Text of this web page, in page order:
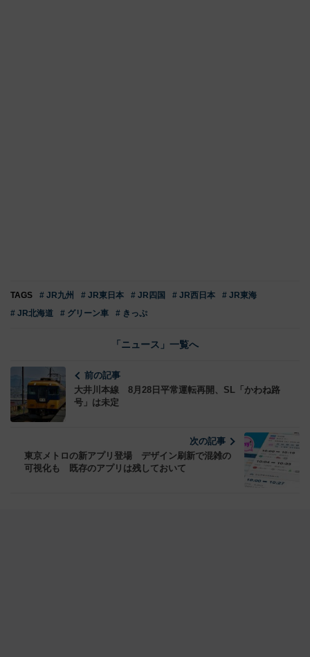
TAGS # JR九州 # JR東日本 # JR四国 # JR西日本
# JR東海
# JR北海道
# グリーン車 # きっぷ
「ニュース」一覧へ
前の記事
大井川本線 8月28日平常運転再開、SL「かわね路
号」は未定
次の記事
東京メトロの新アプリ登場 デザイン刷新で混雑の
可視化も 既存のアプリは残しておいて